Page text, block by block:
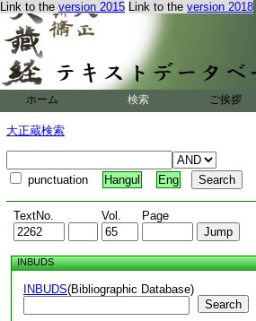
Link to the version 2015 Link to the version 2018
ホーム 検索 ご挨拶
大正蔵検索
punctuation Hangul Eng
TextNo. Vol. Page
INBUDS
INBUDS(Bibliographic Database)
Search